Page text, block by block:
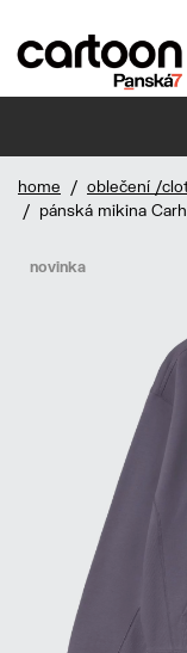
home / oblečení /
/ pánská mikina
novinka